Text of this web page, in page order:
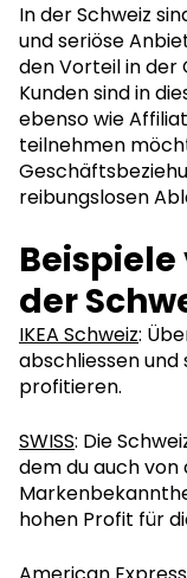
In der Schweiz
und seriöse
den Vorteil in der
Kunden sind in
ebenso wie
teilnehmen
reibungslosen
der
IKEA Schweiz:
abschliessen und
profitieren.
SWISS: Die
dem du auch
hohen Profit für